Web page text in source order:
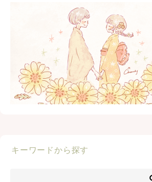
キーワードから探す